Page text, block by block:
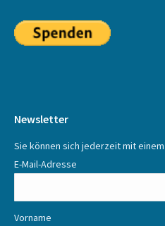
Newsletter
Sie können sich jederzeit mit
E-Mail-Adresse
Vorname